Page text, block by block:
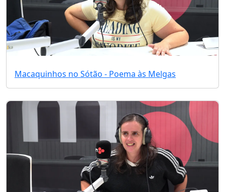
Macaquinhos no Sótão - Poema às Melgas